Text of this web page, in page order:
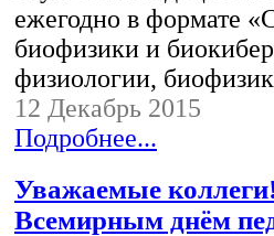
ежегодно в формате
биофизики и
физиологии,
12 Декабрь 2015
Подробнее...
Уважаемые
Всемирным днём